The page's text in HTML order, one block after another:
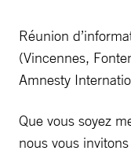
Réunion
(Vincennes,
Amnesty
Que vous soyez
nous vous